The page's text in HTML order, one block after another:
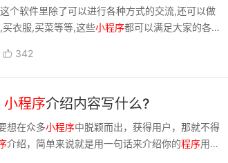
个软件里除了可以进行各种方式的交流,还可以做
买衣服,买菜等等,这些小程序都可以满足大家的各
342
小程序介绍内容写什么?
想在众多小程序中脱颖而出，获得用户，那就不得
介绍，简单来说就是用一句话来介绍你的程序用